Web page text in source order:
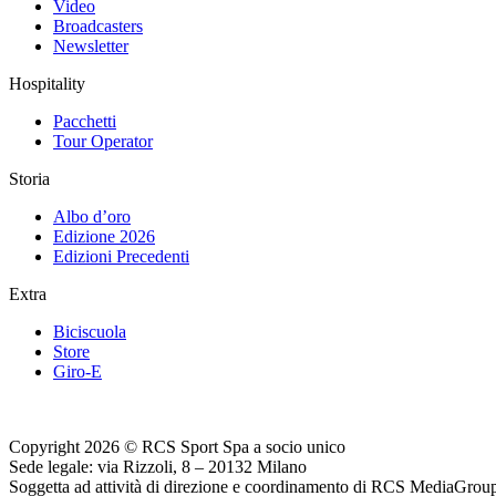
Video
Broadcasters
Newsletter
Hospitality
Pacchetti
Tour Operator
Storia
Albo d’oro
Edizione 2026
Edizioni Precedenti
Extra
Biciscuola
Store
Giro-E
Copyright 2026 © RCS Sport Spa a socio unico
Sede legale: via Rizzoli, 8 – 20132 Milano
Soggetta ad attività di direzione e coordinamento di RCS